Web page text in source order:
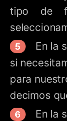
tipo de
En la
si
para
decimos
En la